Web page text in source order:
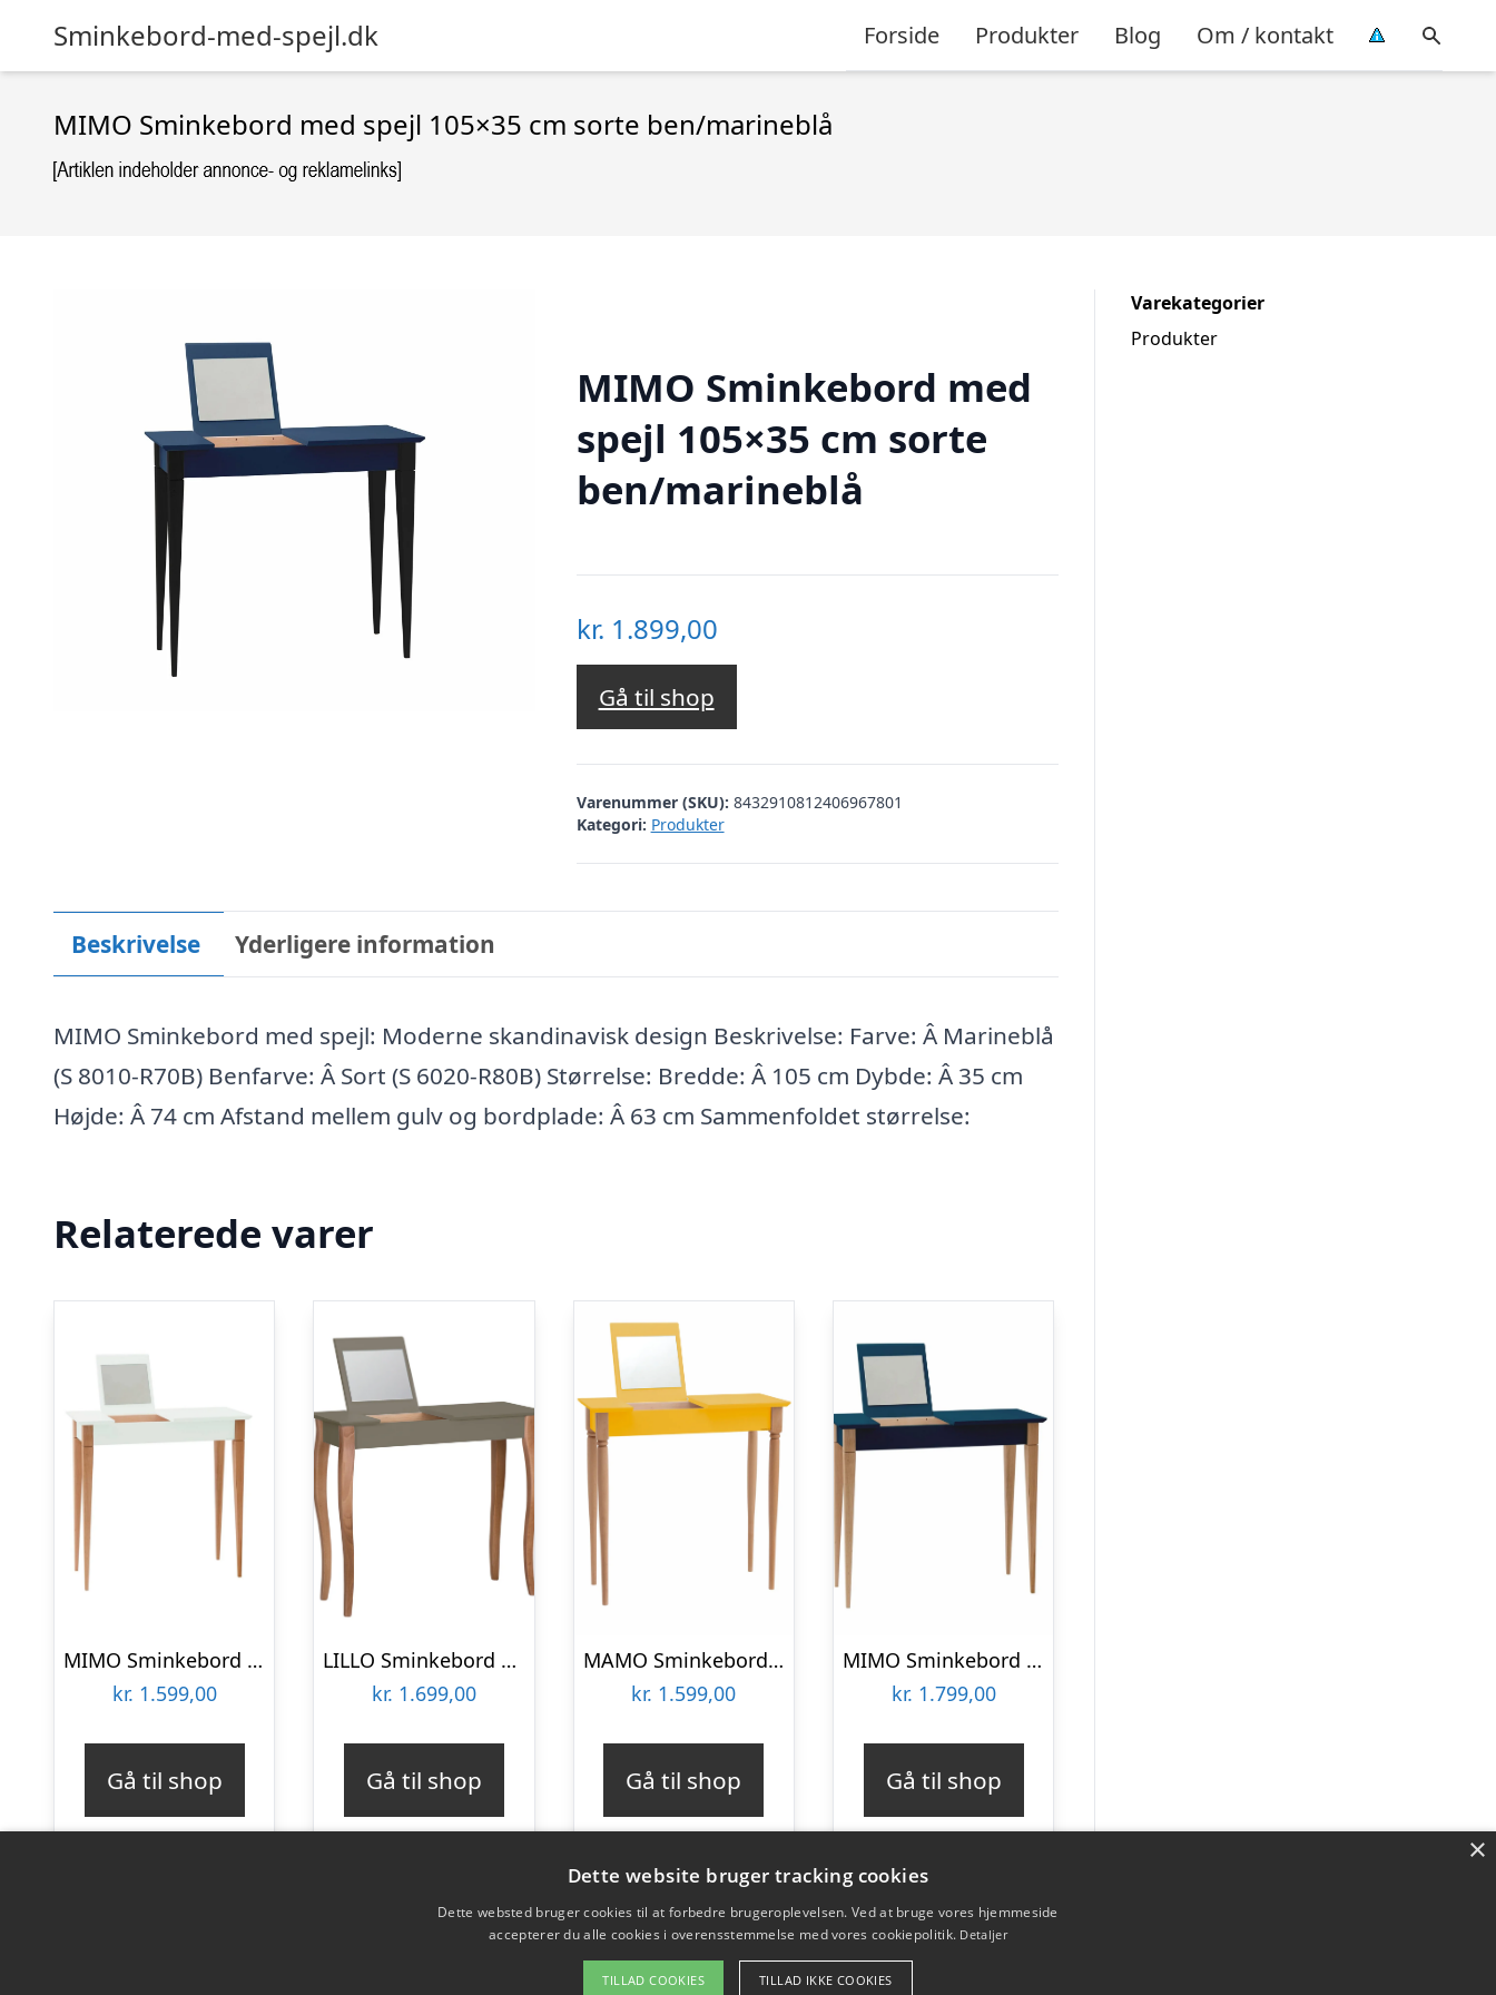
Sminkebord-med-spejl.dk Forside Produkter Blog Om / kontakt
MIMO Sminkebord med spejl 105×35 cm sorte ben/marineblå
MIMO Sminkebord med
spejl 105×35 cm sorte
ben/marineblå
kr. 1.899,00
Gå til shop
Varenummer (SKU): 8432910812406967801
Kategori: Produkter
Beskrivelse Yderligere information
MIMO Sminkebord med spejl: Moderne skandinavisk design Beskrivelse: Farve: Â Marineblå
(S 8010-R70B) Benfarve: Â Sort (S 6020-R80B) Størrelse: Bredde: Â 105 cm Dybde: Â 35 cm
Højde: Â 74 cm Afstand mellem gulv og bordplade: Â 63 cm Sammenfoldet størrelse:
Relaterede varer
MIMO Sminkebord med spejl 65x35cm Fleeting Mint
kr. 1.599,00
Gå til shop
LILLO Sminkebord med spejl 85x35cm Brun
kr. 1.699,00
Gå til shop
MAMO Sminkebord med spejl, 65x35cm, Gul
kr. 1.599,00
Gå til shop
MIMO Sminkebord med spejl – 85x35cm Petrolblå
kr. 1.799,00
Gå til shop
Varekategorier
Produkter
×
Dette website bruger tracking cookies
Dette websted bruger cookies til at forbedre brugeroplevelsen. Ved at bruge vores hjemmeside
accepterer du alle cookies i overensstemmelse med vores cookiepolitik. Detaljer
TILLAD COOKIES TILLAD IKKE COOKIES